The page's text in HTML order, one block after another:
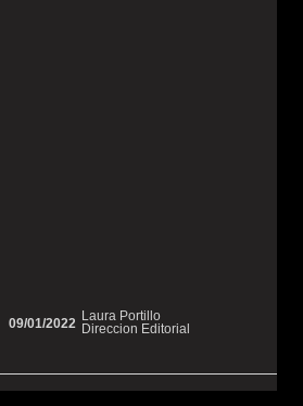
Laura Portillo
Direccion Editorial
09/01/2022